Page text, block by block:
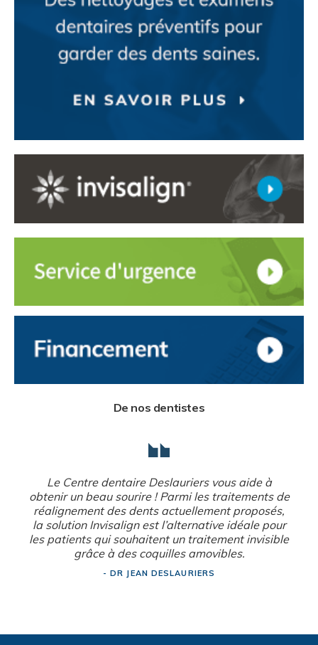
De nos dentistes
Le Centre dentaire Deslauriers vous aide à
obtenir un beau sourire ! Parmi les traitements de
réalignement des dents actuellement proposés,
la solution Invisalign est l’alternative idéale pour
les patients qui souhaitent un traitement invisible
grâce à des coquilles amovibles.
- DR JEAN DESLAURIERS